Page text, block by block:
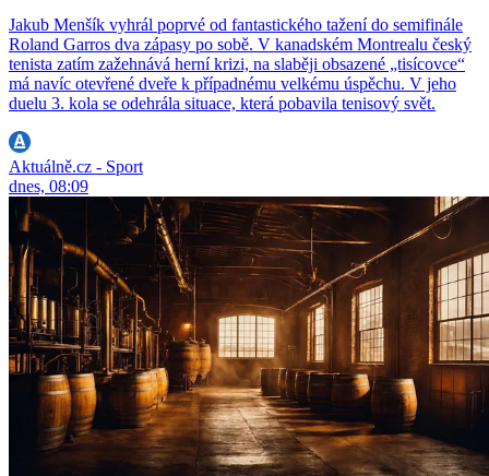
Jakub Menšík vyhrál poprvé od fantastického tažení do semifinále
Roland Garros dva zápasy po sobě. V kanadském Montrealu český
tenista zatím zažehnává herní krizi, na slaběji obsazené „tisícovce“
má navíc otevřené dveře k případnému velkému úspěchu. V jeho
duelu 3. kola se odehrála situace, která pobavila tenisový svět.
Aktuálně.cz - Sport
dnes, 08:09